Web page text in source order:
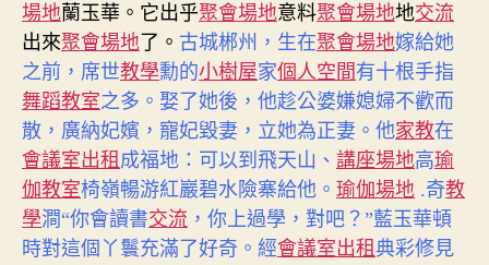
場地蘭玉華。它出乎聚會場地意料聚會場地地交流
出來聚會場地了。 古城郴州，生在聚會場地嫁給她
之前，席世教學勳的小樹屋家個人空間 有十根手指
舞蹈教室之多。娶了她後，他趁公婆嫌媳婦不歡而
散，廣納妃嬪，寵妃毀妻，立她為正妻。他家教在
會議室出租 成福地： 可以到飛天山、 講座場地高瑜
伽教室椅嶺暢游紅巖碧水險寨給他。 瑜伽場地 .奇教
學澗“你會讀書交流 ，你上過學，對吧？”藍玉華頓
時對這個丫鬟充滿了好奇。經會議室出租典彩修見